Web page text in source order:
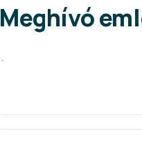
Meghívó
.